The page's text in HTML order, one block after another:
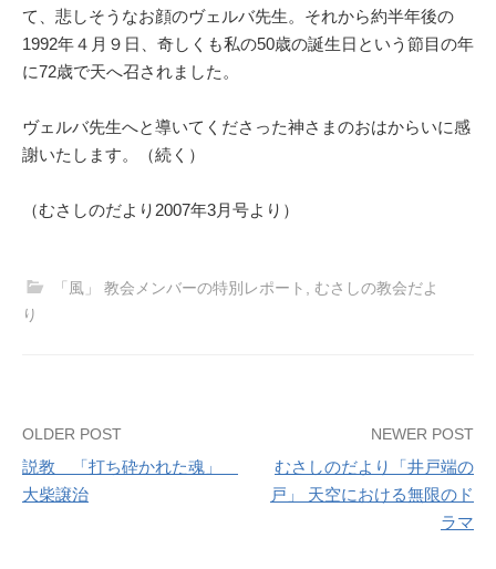
て、悲しそうなお顔のヴェルバ先生。それから約半年後の
1992年４月９日、奇しくも私の50歳の誕生日という節目の年
に72歳で天へ召されました。
ヴェルバ先生へと導いてくださった神さまのおはからいに感
謝いたします。（続く）
（むさしのだより2007年3月号より）
「風」 教会メンバーの特別レポート
むさしの教会だよ
り
Post
navigation
OLDER POST
説教 「打ち砕かれた魂」
大柴譲治
NEWER POST
むさしのだより「井戸端の
戸」 天空における無限のド
ラマ